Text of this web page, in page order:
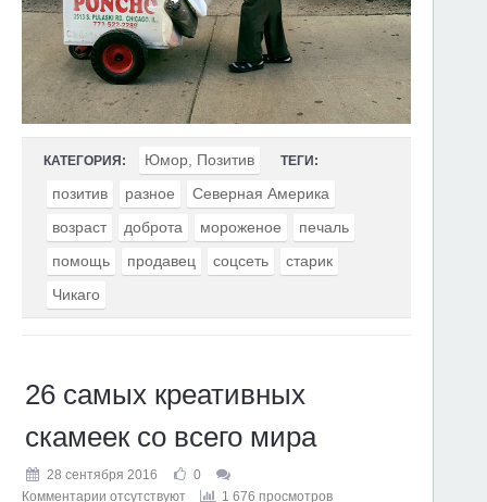
КАТЕГОРИЯ: Юмор, Позитив ТЕГИ:
позитив разное
Северная Америка
возраст
доброта мороженое
печаль
помощь
продавец соцсеть
старик
Чикаго
26 самых креативных
скамеек со всего мира
28 сентября 2016
0
Комментарии отсутствуют
1 676 просмотров